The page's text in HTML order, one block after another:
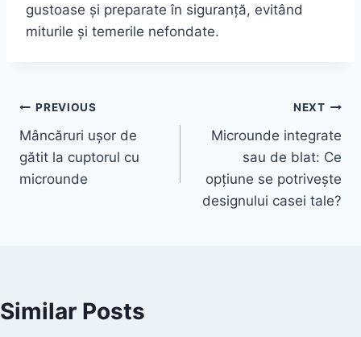
gustoase și preparate în siguranță, evitând
miturile și temerile nefondate.
Post
navigation
PREVIOUS
Mâncăruri ușor de
gătit la cuptorul cu
microunde
NEXT
Microunde integrate
sau de blat: Ce
opțiune se potrivește
designului casei tale?
Similar Posts